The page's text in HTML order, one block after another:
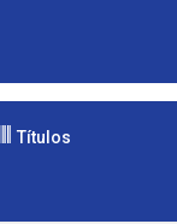
Títulos